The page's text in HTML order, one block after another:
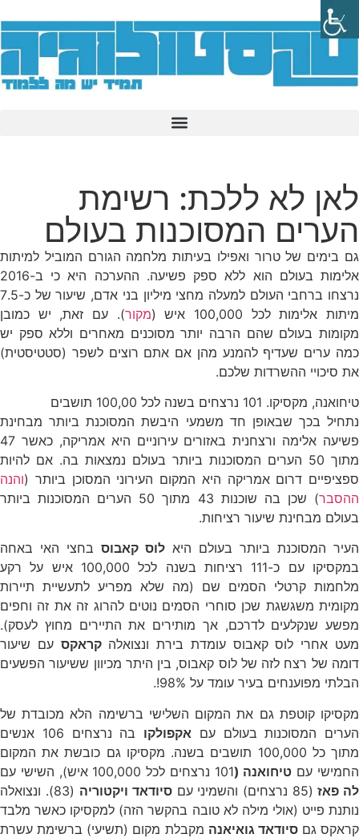
לאן לא ללכת: רשימת
הערים המסוכנות בעולם
גם בימים של טרור ואפילו בעיתות מלחמה הגורם המוביל למיתות
אלימות בעולם הוא ללא ספק פשיעה. ההערכה היא כי ב-2016
נרצחו ברחבי העולם למעלה מחצי מיליון בני אדם, שיעור של כ-7.5
מיתות אלימות לכל 100,000 איש (
מקור). עם זאת, יש כמובן
מקומות בעולם שהם הרבה יותר מסוכנים מאחרים וללא ספק יש
כמה ערים שעדיף להמנע מהן אם אתם רוצים לשפר (סטטיסטית)
את סיכויי ההשרדות שלכם.
טיחואנה, מקסיקו. 101 נרצחים בשנה לכל 100,00 תושבים
נתחיל בכך שבאופן חד משמעי היבשת המסוכנת ביותר מבחינת
פשיעה אלימה ורצחנית באזורים עירוניים היא אמריקה, כאשר 47
מתוך 50 הערים המסוכנות ביותר בעולם נמצאות בה. אם להיות
ספציפיים דרום אמריקה היא המקום העירוני המסוכן ביותר (והנה
ההסבר
) שכן בה שוכנות 43 מתוך 50 הערים המסוכנות ביותר
בעולם מבחינת שיעור רציחות.
העיר המסוכנת ביותר בעולם היא לוס קאבוס בחצי האי באחה
במקסיקו עם כ-111 רציחות בשנה לכל 100,000 איש על רקע
מלחמות קרטלי הסמים שם (מה שלא מפריע לתעשיית תיירות
מקומית משגשגת שכן סוחרי הסמים נוטים להרוג זה את זה וחפים
מפשע שנקלעים לדרכם, אך מותירים את התיירים מחוץ לעסק).
מעט אחרי לוס קאבוס עומדת בירת ונצואלהקראקס עם שיעור
דומה של רצח לזה של לוס קאבוס, בין היתר מכיוון ששיעור הפשעים
הבלתי מפוענחים בעיר עומד על 98%!.
מקסיקו קוטפת גם את המקום השלישי ברשימה הלא מכובדת של
הערים המסוכנות בעולם עם אקפולקו
בה נרצחים 106 אנשים
מתוך כל 100,000 תושבים בשנה. מקסיקו גם כובשת את המקום
החמישי עם טיחואנה (101 נרצחים לכל 100,000 איש), השישי עם
לה פאז (85 נרצחים) והשמיני עם סיודאד ויקטוריה
(83). ונצואלה
נותנת פייט (אולי מילה לא טובה בהקשר הזה) למקסיקו כאשר מלבד
קראקס גםסיודאד גואיאנה מקבלת מקום (תשיעי) ברשימת עשרת